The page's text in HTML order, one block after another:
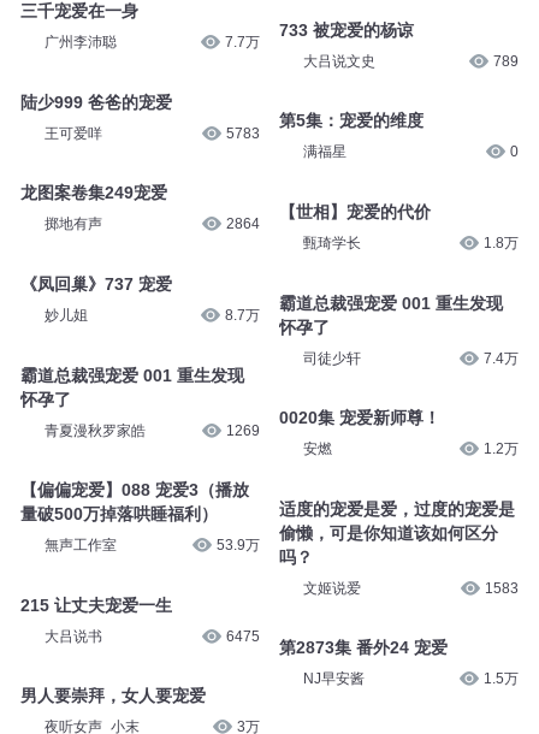
三千宠爱在一身
广州李沛聪 7.7万
陆少999 爸爸的宠爱
王可爱咩 5783
龙图案卷集249宠爱
掷地有声 2864
《凤回巢》737 宠爱
妙儿姐 8.7万
霸道总裁强宠爱 001 重生发现
怀孕了
青夏漫秋罗家皓 1269
【偏偏宠爱】088 宠爱3（播放
量破500万掉落哄睡福利）
無声工作室 53.9万
215 让丈夫宠爱一生
大吕说书 6475
男人要崇拜，女人要宠爱
夜听女声_小末 3万
733 被宠爱的杨谅
大吕说文史 789
第5集：宠爱的维度
满福星 0
【世相】宠爱的代价
甄琦学长 1.8万
霸道总裁强宠爱 001 重生发现
怀孕了
司徒少轩 7.4万
0020集 宠爱新师尊！
安燃 1.2万
适度的宠爱是爱，过度的宠爱是
偷懒，可是你知道该如何区分
吗？
文姬说爱 1583
第2873集 番外24 宠爱
NJ早安酱 1.5万